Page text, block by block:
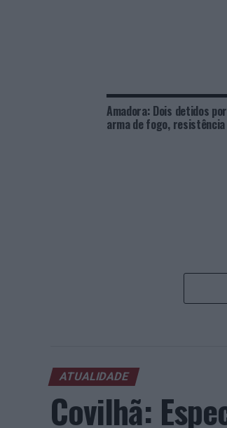
Amadora: Dois detidos
arma de fogo, resistência
ATUALIDADE
Covilhã: